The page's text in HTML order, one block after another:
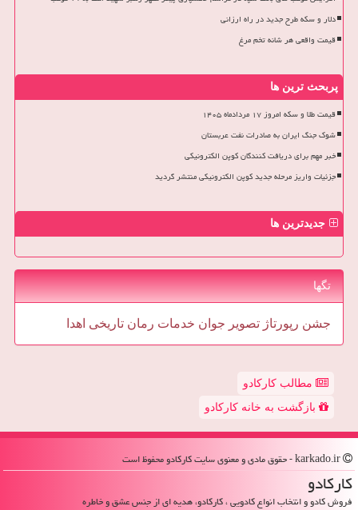
دلار و سکه طرح جدید در راه ارزانی
قیمت واقعی هر شانه تخم مرغ
پربحث ترین ها
قیمت طلا و سکه امروز ۱۷ مردادماه ۱۴۰۵
شوک جنگ ایران به صادرات نفت عربستان
خبر مهم برای دریافت کنندگان کوپن الکترونیکی
جزئیات واریز مرحله جدید کوپن الکترونیکی منتشر گردید
جدیدترین ها
تگها
جشن رپورتاژ تصویر جوان خدمات رمان تاریخی اهدا
مطالب کارکادو
بازگشت به خانه کارکادو
كاركادو
فروش کادو و انتخاب انواع کادویی ، کارکادو، هدیه ای از جنس عشق و خاطره